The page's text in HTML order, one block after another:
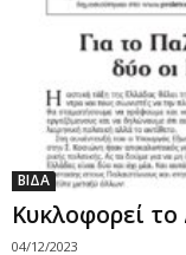
ΒΙΔΑ
Κυκλοφορεί
04/12/2023